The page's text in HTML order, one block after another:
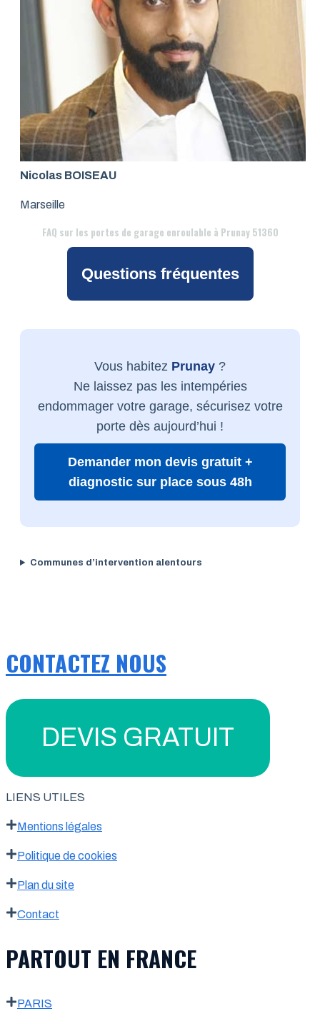
Nicolas BOISEAU
Marseille
FAQ sur les portes de garage enroulable à Prunay 51360
Questions fréquentes
Vous habitez Prunay ?
Ne laissez pas les intempéries
endommager votre garage, sécurisez votre
porte dès aujourd’hui !
Demander mon devis gratuit +
diagnostic sur place sous 48h
Communes d’intervention alentours
CONTACTEZ NOUS
DEVIS GRATUIT
LIENS UTILES
Mentions légales
Politique de cookies
Plan du site
Contact
PARTOUT EN FRANCE
PARIS